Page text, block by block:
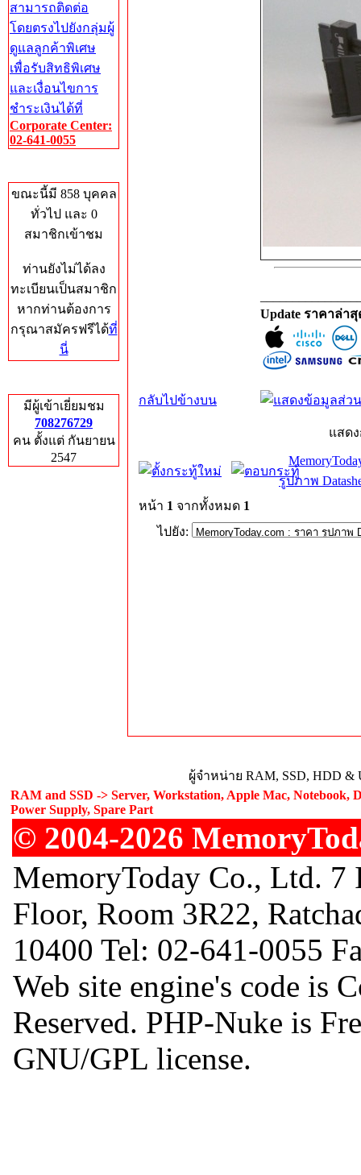
สามารถติดต่อ
โดยตรงไปยังกลุ่มผู้
ดูแลลูกค้าพิเศษ
เพื่อรับสิทธิพิเศษ
และเงื่อนไขการ
ชำระเงินได้ที่
Corporate Center:
02-641-0055
ขณะนี้มี 858 บุคคล
ทั่วไป และ 0
สมาชิกเข้าชม
ท่านยังไม่ได้ลง
ทะเบียนเป็นสมาชิก
หากท่านต้องการ
กรุณาสมัครฟรีได้ที่
นี่
มีผู้เข้าเยี่ยมชม
708276729
คน ตั้งแต่ กันยายน
2547
Update ราคาล่า
กลับไปข้างบน
แสด
รูปภาพ
หน้า 1 จากทั้งหมด 1
ไปยัง:
ผู้จำหน่าย RAM, SSD, HDD &
RAM and SSD -> Server, Workstation, Apple Mac, Notebook,
Power Supply, Spare Part
© 2004-2026
MemoryToday Co., Ltd.
Floor, Room 3R22,
10400 Tel: 02-641-0055
Web site engine's code is
Reserved. PHP-Nuke is
GNU/GPL license.